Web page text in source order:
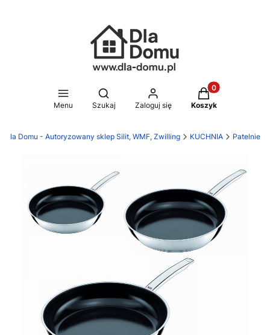
Menu
Otwórz wyszukiwarkę
Szukaj Zaloguj się
Produkty w
Koszyk
Dla Domu - Autoryzowany sklep Silit, WMF, Zwilling KUCHNIA Patelnie